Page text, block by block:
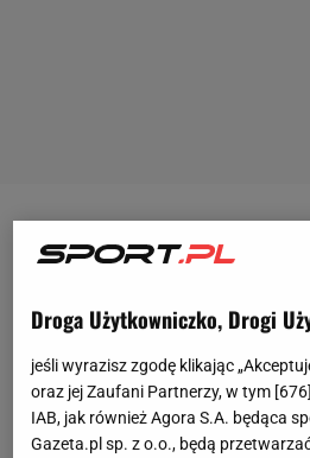
Robertem Lewandowskim. W
karate, lecz w pewnym
zrezygnować z tej dyscypliny
ukochanego. - Trenowałam
reprezentantką Polski w
pewnym momencie, kiedy
Droga Użytkowniczko, Drogi
jeśli wyrazisz zgodę klikając
oraz jej Zaufani Partnerzy, w tym [676
IAB, jak również Agora S.A. będąca
Gazeta.pl sp. z o.o., będą